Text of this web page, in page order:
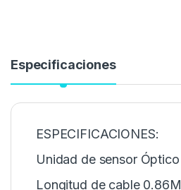
Especificaciones
ESPECIFICACIONES:
Unidad de sensor Óptico
Longitud de cable 0.86M